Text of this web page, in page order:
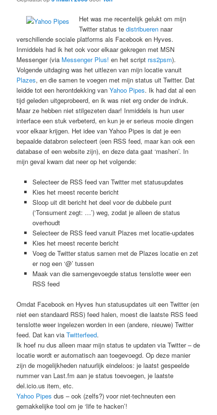
Het was me recentelijk gelukt om mijn
Twitter status tedistribueren naar
verschillende sociale platforms als Facebook en Hyves.
Inmiddels had ik het ook voor elkaar gekregen met MSN
Messenger (via Messenger Plus! en het script rss2psm).
Volgende uitdaging was het uitlezen van mijn locatie vanuit
Plazes, en die samen te voegen met mijn status uit Twitter. Dat
leidde tot een herontdekking vanYahoo Pipes. Ik had dat al een
tijd geleden uitgeprobeerd, en ik was niet erg onder de indruk.
Maar ze hebben niet stilgezeten daar! Inmiddels is hun user
interface een stuk verbeterd, en kun je er serieus mooie dingen
voor elkaar krijgen. Het idee van Yahoo Pipes is dat je een
bepaalde databron selecteert (een RSS feed, maar kan ook een
database of een website zijn), en deze data gaat ‘mashen’. In
mijn geval kwam dat neer op het volgende:
Selecteer de RSS feed van Twitter met statusupdates
Kies het meest recente bericht
Sloop uit dit bericht het deel voor de dubbele punt
(‘Tonsument zegt: …’) weg, zodat je alleen de status
overhoudt
Selecteer de RSS feed vanuit Plazes met locatie-updates
Kies het meest recente bericht
Voeg de Twitter status samen met de Plazes locatie en zet
er nog een ‘@’ tussen
Maak van die samengevoegde status tenslotte weer een
RSS feed
Omdat Facebook en Hyves hun statusupdates uit een Twitter (en
niet een standaard RSS) feed halen, moest die laatste RSS feed
tenslotte weer ingelezen worden in een (andere, nieuwe) Twitter
feed. Dat kan viaTwitterfeed.
Ik hoef nu dus alleen maar mijn status te updaten via Twitter – de
locatie wordt er automatisch aan toegevoegd. Op deze manier
zijn de mogelijkheden natuurlijk eindeloos: je laatst gespeelde
nummer van Last.fm aan je status toevoegen, je laatste
del.icio.us item, etc.
Yahoo Pipes dus – ook (zelfs?) voor niet-techneuten een
gemakkelijke tool om je ‘life te hacken’!